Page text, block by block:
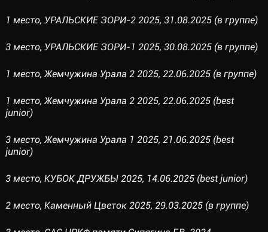
1 место, УРАЛЬСКИЕ ЗОРИ-2 2025, 31.08.2025 (в группе)
3 место, УРАЛЬСКИЕ ЗОРИ-1 2025, 30.08.2025 (в группе)
1 место, Жемчужина Урала 2 2025, 22.06.2025 (в группе)
1 место, Жемчужина Урала 2 2025, 22.06.2025 (best
junior)
3 место, Жемчужина Урала 1 2025, 21.06.2025 (best
junior)
3 место, КУБОК ДРУЖБЫ 2025, 14.06.2025 (best junior)
2 место, Каменный Цветок 2025, 29.03.2025 (в группе)